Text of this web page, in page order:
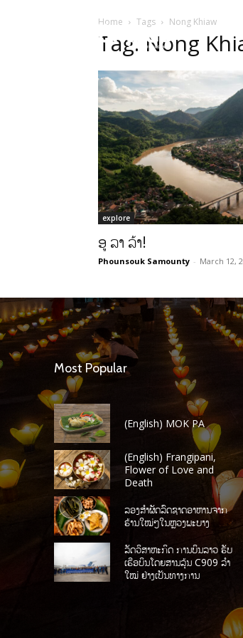
Home Tags Nong Khiaw
Tag: Nong
explore
ອູ ລາ ລ້າ!
Phounsouk Samounty - March 12,
Most Popular
(English) MOK PA
(English) Frangipani,
Flower of Love and
Death
ລອງສໍາຜັດລົດຊາດອາຫານຈາກ
ຮ້ານໃໝ່ໆໃນຫຼວງພະບາງ
ລັດວິສາຫະກິດ ການບິນລາວ ຮັບ
ເຮືອບິນໂດຍສານລຸ້ນ C909 ລໍາ
ໃໝ່ ຢ່າງເປັນທາງການ